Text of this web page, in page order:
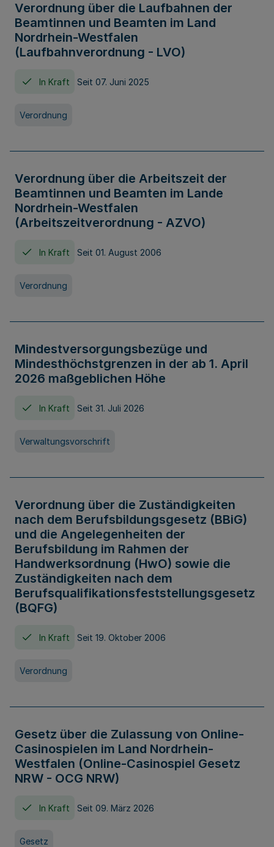
Verordnung über die Laufbahnen der
Beamtinnen und Beamten im Land
Nordrhein-Westfalen
(Laufbahnverordnung - LVO)
In Kraft Seit 07. Juni 2025
Verordnung
Verordnung über die Arbeitszeit der
Beamtinnen und Beamten im Lande
Nordrhein-Westfalen
(Arbeitszeitverordnung - AZVO)
In Kraft Seit 01. August 2006
Verordnung
Mindestversorgungsbezüge und
Mindesthöchstgrenzen in der ab 1. April
2026 maßgeblichen Höhe
In Kraft Seit 31. Juli 2026
Verwaltungsvorschrift
Verordnung über die Zuständigkeiten
nach dem Berufsbildungsgesetz (BBiG)
und die Angelegenheiten der
Berufsbildung im Rahmen der
Handwerksordnung (HwO) sowie die
Zuständigkeiten nach dem
Berufsqualifikationsfeststellungsgesetz
(BQFG)
In Kraft Seit 19. Oktober 2006
Verordnung
Gesetz über die Zulassung von Online-
Casinospielen im Land Nordrhein-
Westfalen (Online-Casinospiel Gesetz
NRW - OCG NRW)
In Kraft Seit 09. März 2026
Gesetz